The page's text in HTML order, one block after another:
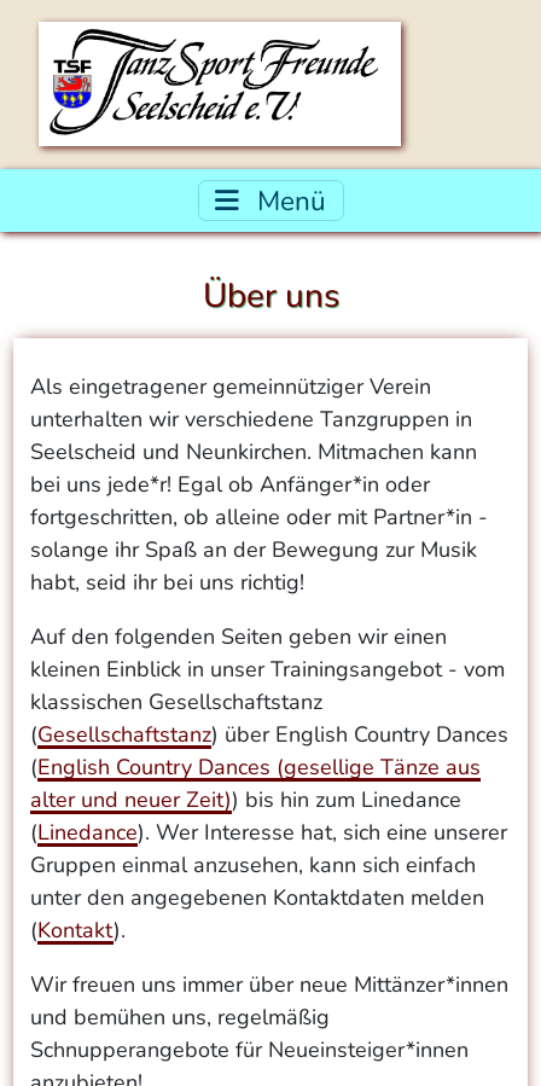
Menü
Über uns
Als eingetragener gemeinnütziger Verein
unterhalten wir verschiedene Tanzgruppen in
Seelscheid und Neunkirchen. Mitmachen kann
bei uns jede*r! Egal ob Anfänger*in oder
fortgeschritten, ob alleine oder mit Partner*in -
solange ihr Spaß an der Bewegung zur Musik
habt, seid ihr bei uns richtig!
Auf den folgenden Seiten geben wir einen
kleinen Einblick in unser Trainingsangebot - vom
klassischen Gesellschaftstanz
(Gesellschaftstanz) über English Country Dances
(English Country Dances (gesellige Tänze aus
alter und neuer Zeit)) bis hin zum Linedance
(Linedance). Wer Interesse hat, sich eine unserer
Gruppen einmal anzusehen, kann sich einfach
unter den angegebenen Kontaktdaten melden
(Kontakt).
Wir freuen uns immer über neue Mittänzer*innen
und bemühen uns, regelmäßig
Schnupperangebote für Neueinsteiger*innen